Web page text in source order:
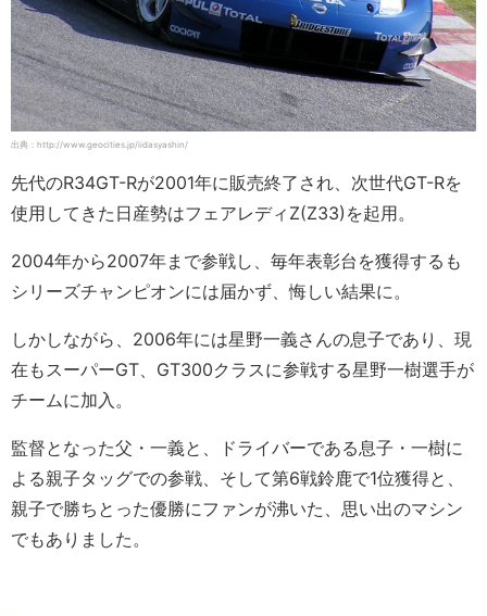
出典：http://www.geocities.jp/iidasyashin/
先代のR34GT-Rが2001年に販売終了され、次世代GT-Rを
使用してきた日産勢はフェアレディZ(Z33)を起用。
2004年から2007年まで参戦し、毎年表彰台を獲得するも
シリーズチャンピオンには届かず、悔しい結果に。
しかしながら、2006年には星野一義さんの息子であり、現
在もスーパーGT、GT300クラスに参戦する星野一樹選手が
チームに加入。
監督となった父・一義と、ドライバーである息子・一樹に
よる親子タッグでの参戦、そして第6戦鈴鹿で1位獲得と、
親子で勝ちとった優勝にファンが沸いた、思い出のマシン
でもありました。